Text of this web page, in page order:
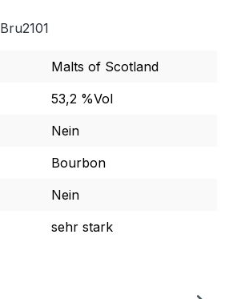
Bru2101
Malts of Scotland
53,2 %Vol
Nein
Bourbon
Nein
sehr stark